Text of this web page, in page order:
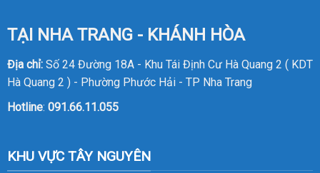
TẠI NHA TRANG - KHÁNH HÒA
Địa chỉ: Số 24 Đường 18A - Khu Tái Định Cư Hà Quang 2 ( KDT
Hà Quang 2 ) - Phường Phước Hải - TP Nha Trang
Hotline: 091.66.11.055
KHU VỰC TÂY NGUYÊN